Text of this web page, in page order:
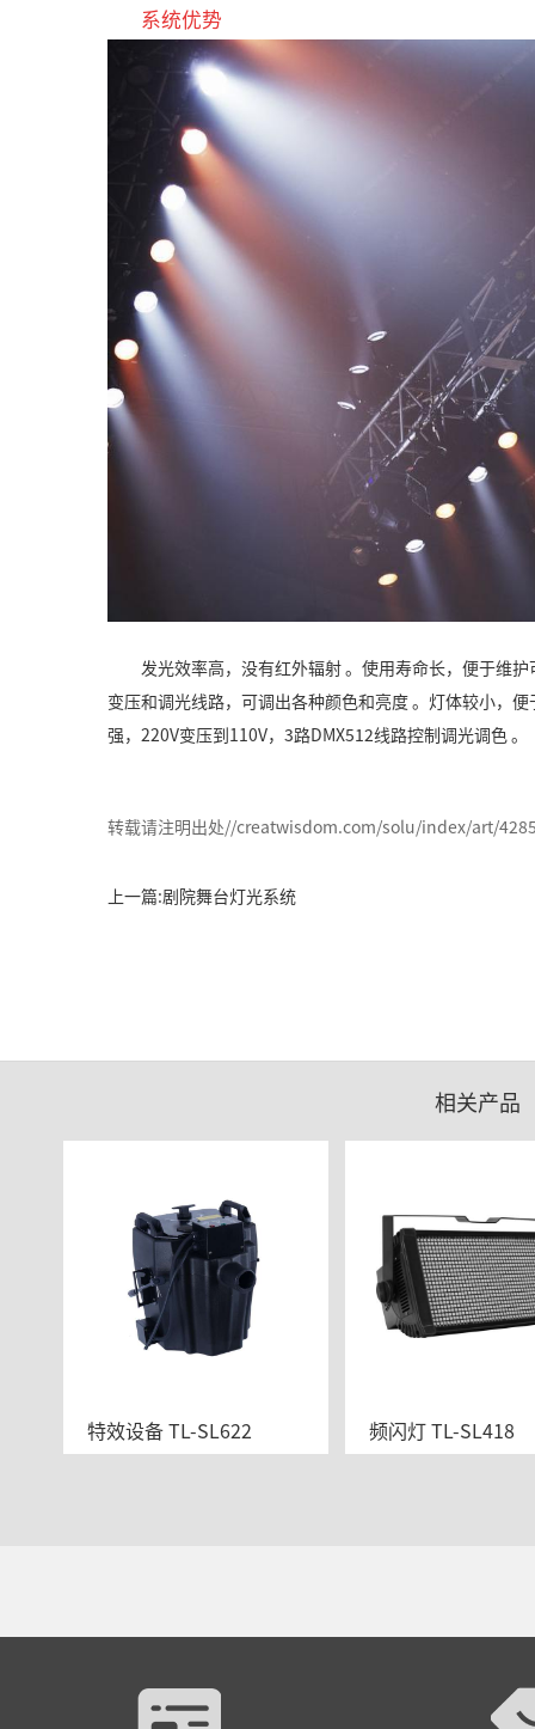
系统优势
发光效率高，没有红外辐射 。使用寿命长，便于维
变压和调光线路，可调出各种颜色和亮度 。灯体较小，
强，220V变压到110V，3路DMX512线路控制调光调色 。
转载请注明出处//creatwisdom.com/solu/index/art/
上一篇:剧院舞台灯光系统
相关产品
特效设备 TL-SL622 频闪灯 TL-SL418